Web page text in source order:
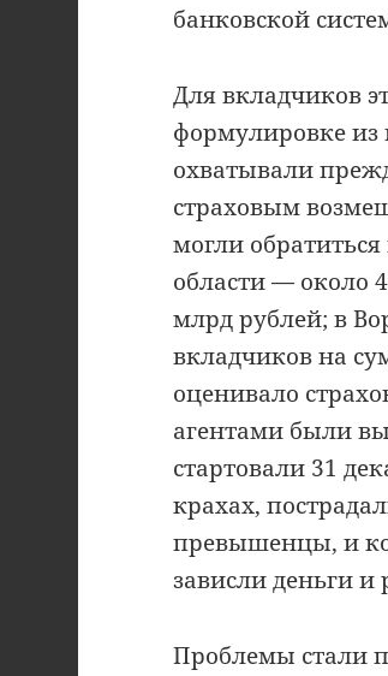
банковской
Для вкладчиков
формулировке
охватывали
страховым
могли
области — около
млрд рублей; в
вкладчиков на
оценивало
агентами были
стартовали 31
крахах,
превышенцы, и
зависли деньги и
Проблемы стали